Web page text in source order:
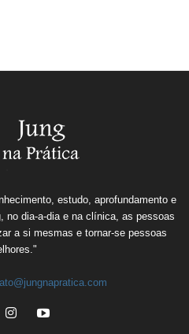
estudo, aprofundamento e
no dia-a-dia e na clínica, as pessoas
a si mesmas e tornar-se pessoas